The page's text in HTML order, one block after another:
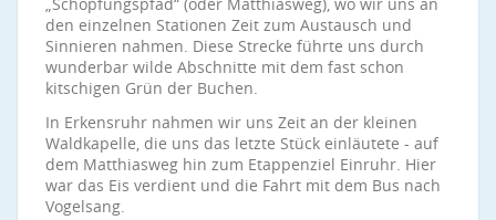
den einzelnen Stationen Zeit zum Austausch und
Sinnieren nahmen. Diese Strecke führte uns durch
wunderbar wilde Abschnitte mit dem fast schon
kitschigen Grün der Buchen.
In Erkensruhr nahmen wir uns Zeit an der kleinen
Waldkapelle, die uns das letzte Stück einläutete - auf
dem Matthiasweg hin zum Etappenziel Einruhr. Hier
war das Eis verdient und die Fahrt mit dem Bus nach
Vogelsang.